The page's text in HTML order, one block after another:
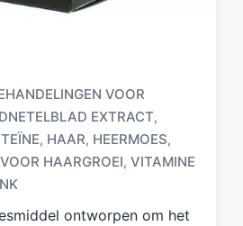
VOOR
EXTRACT,
, HAAR, HEERMOES,
HAARGROEI, VITAMINE
ontworpen om het